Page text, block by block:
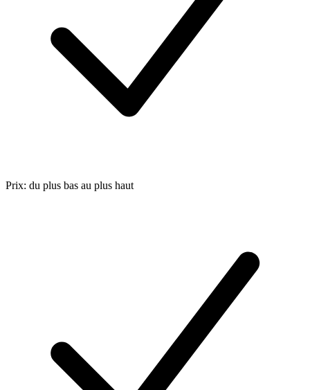
Prix: du plus bas au plus haut